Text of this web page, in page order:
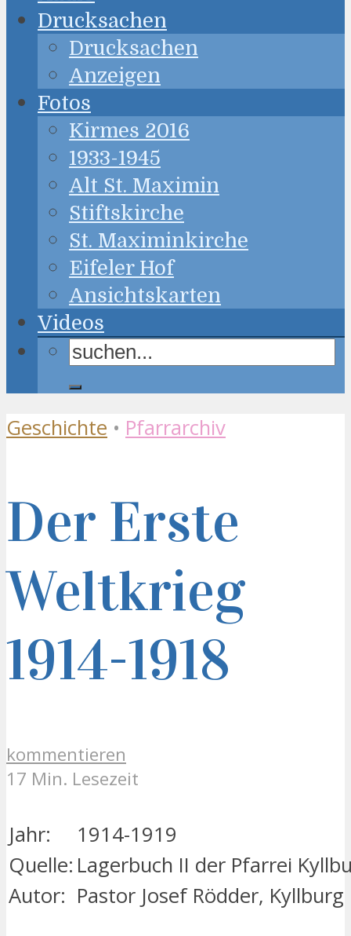
Drucksachen
Drucksachen
Anzeigen
Fotos
Kirmes 2016
1933-1945
Alt St. Maximin
Stiftskirche
St. Maximinkirche
Eifeler Hof
Ansichtskarten
Videos
Geschichte • Pfarrarchiv
Der Erste
Weltkrieg
1914-1918
kommentieren
17 Min. Lesezeit
Jahr:
1914-1919
Quelle: Lagerbuch II der Pfarrei
Autor: Pastor Josef Rödder, Kyllburg